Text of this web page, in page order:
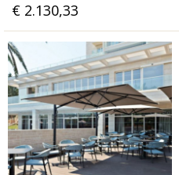
€ 2.130,33